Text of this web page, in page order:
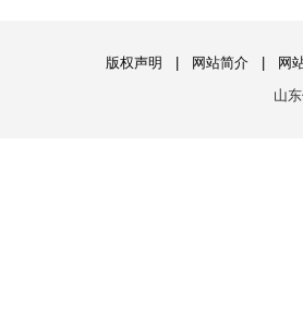
版权声明 网站简介|
网
山